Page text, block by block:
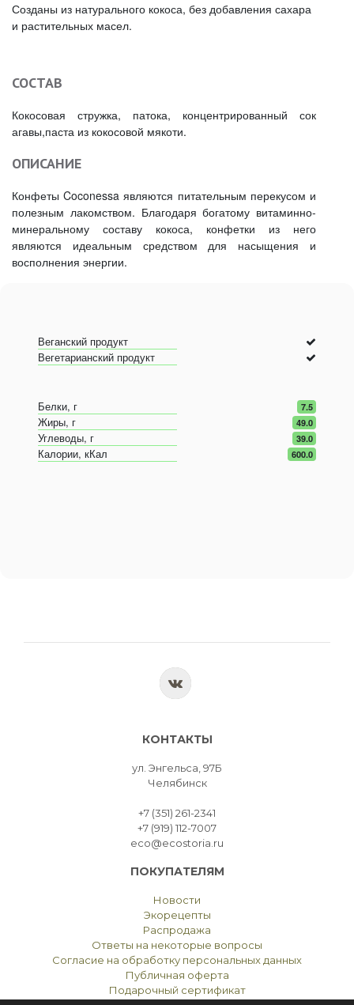
Созданы из натурального кокоса, без добавления сахара
и растительных масел.
СОСТАВ
Кокосовая стружка, патока, концентрированный сок
агавы,паста из кокосовой мякоти.
ОПИСАНИЕ
Конфеты Coconessa являются питательным перекусом и
полезным лакомством. Благодаря богатому витаминно-
минеральному составу кокоса, конфетки из него
являются идеальным средством для насыщения и
восполнения энергии.
Веганский продукт
Вегетарианский продукт
Белки, г 7.5
Жиры, г 49.0
Углеводы, г 39.0
Калории, кКал 600.0
КОНТАКТЫ
ул. Энгельса, 97Б
Челябинск
+7 (351) 261-2341
+7 (919) 112-7007
eco@ecostoria.ru
ПОКУПАТЕЛЯМ
Новости
Экорецепты
Распродажа
Ответы на некоторые вопросы
Согласие на обработку персональных данных
Публичная оферта
Подарочный сертификат